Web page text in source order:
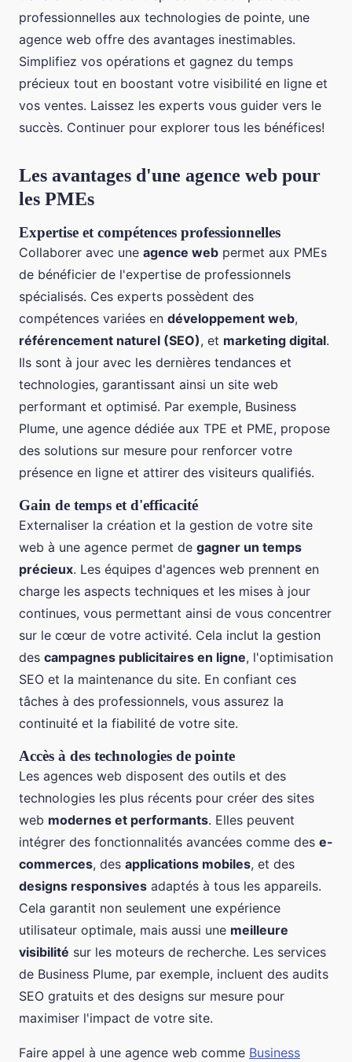
professionnelles aux technologies de pointe, une
agence web offre des avantages inestimables.
Simplifiez vos opérations et gagnez du temps
précieux tout en boostant votre visibilité en ligne et
vos ventes. Laissez les experts vous guider vers le
succès. Continuer pour explorer tous les bénéfices!
Les avantages d'une agence web pour
les PMEs
Expertise et compétences professionnelles
Collaborer avec une agence web permet aux PMEs
de bénéficier de l'expertise de professionnels
spécialisés. Ces experts possèdent des
compétences variées en développement web,
référencement naturel (SEO), et marketing digital.
Ils sont à jour avec les dernières tendances et
technologies, garantissant ainsi un site web
performant et optimisé. Par exemple, Business
Plume, une agence dédiée aux TPE et PME, propose
des solutions sur mesure pour renforcer votre
présence en ligne et attirer des visiteurs qualifiés.
Gain de temps et d'efficacité
Externaliser la création et la gestion de votre site
web à une agence permet de gagner un temps
précieux. Les équipes d'agences web prennent en
charge les aspects techniques et les mises à jour
continues, vous permettant ainsi de vous concentrer
sur le cœur de votre activité. Cela inclut la gestion
des campagnes publicitaires en ligne, l'optimisation
SEO et la maintenance du site. En confiant ces
tâches à des professionnels, vous assurez la
continuité et la fiabilité de votre site.
Accès à des technologies de pointe
Les agences web disposent des outils et des
technologies les plus récents pour créer des sites
web modernes et performants. Elles peuvent
intégrer des fonctionnalités avancées comme des e-
commerces, des applications mobiles, et des
designs responsives adaptés à tous les appareils.
Cela garantit non seulement une expérience
utilisateur optimale, mais aussi une meilleure
visibilité sur les moteurs de recherche. Les services
de Business Plume, par exemple, incluent des audits
SEO gratuits et des designs sur mesure pour
maximiser l'impact de votre site.
Faire appel à une agence web comme Business